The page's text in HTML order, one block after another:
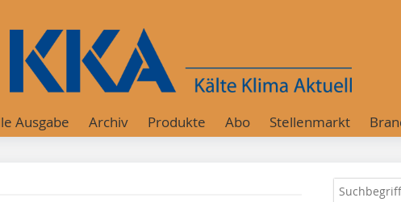
Ausgabe Archiv Produkte Abo Stellenmarkt